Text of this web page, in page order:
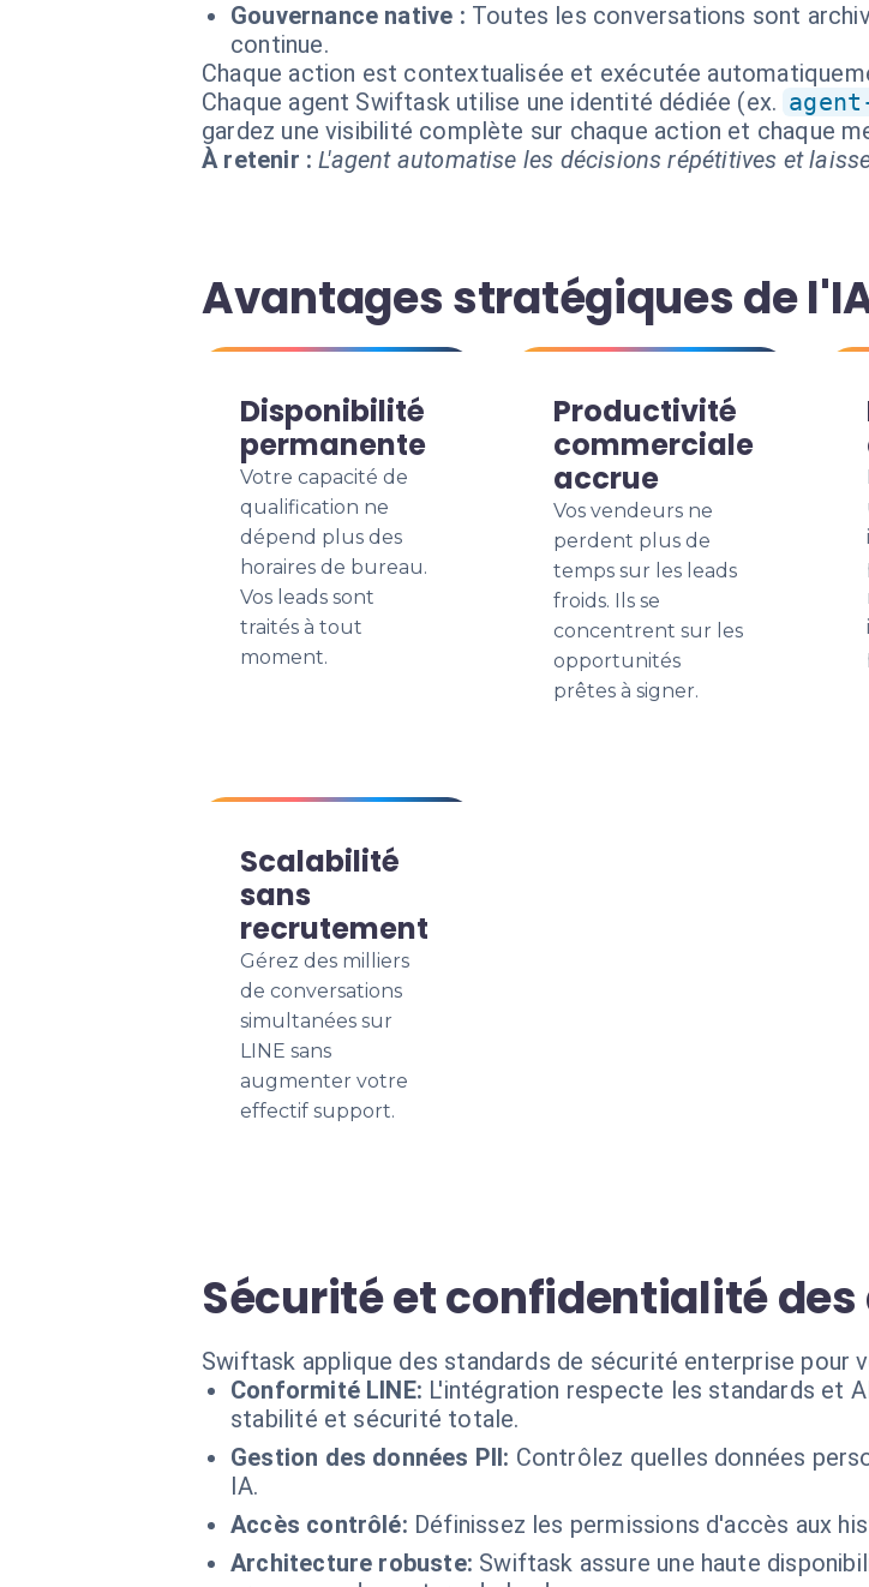
Gouvernance native : Toutes les conversations sont
continue.
Chaque action est contextualisée et exécutée
Chaque agent Swiftask utilise une identité dédiée (ex.
gardez une visibilité complète sur chaque action et chaque
À retenir : L'agent automatise les décisions répétitives et
Avantages stratégiques de
Disponibilité
permanente
Votre capacité de
qualification ne
dépend plus des
horaires de bureau.
Vos leads sont
traités à tout
moment.
Productivité
commerciale
accrue
Vos vendeurs ne
perdent plus de
temps sur les leads
froids. Ils se
concentrent sur les
opportunités
prêtes à signer.
Scalabilité
sans
recrutement
Gérez des milliers
de conversations
simultanées sur
LINE sans
augmenter votre
effectif support.
Sécurité et confidentialité des
Swiftask applique des standards de sécurité enterprise pour
Conformité LINE: L'intégration respecte les standards et
stabilité et sécurité totale.
Gestion des données PII: Contrôlez quelles données
IA.
Accès contrôlé: Définissez les permissions d'accès aux
Architecture robuste: Swiftask assure une haute